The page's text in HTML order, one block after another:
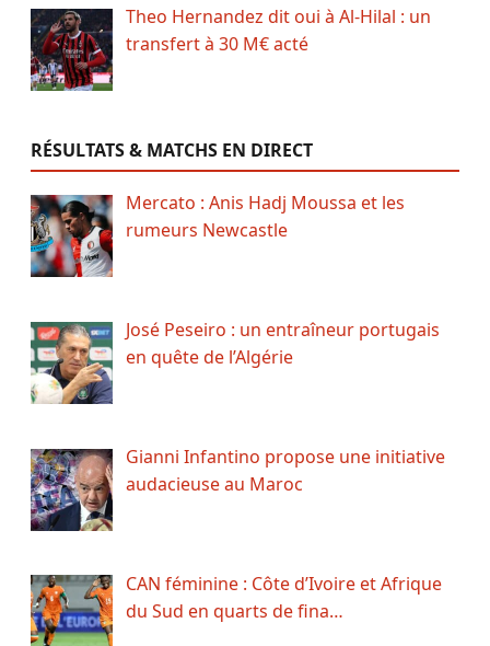
Theo Hernandez dit oui à Al-Hilal : un
transfert à 30 M€ acté
RÉSULTATS & MATCHS EN DIRECT
Mercato : Anis Hadj Moussa et les
rumeurs Newcastle
José Peseiro : un entraîneur portugais
en quête de l’Algérie
Gianni Infantino propose une initiative
audacieuse au Maroc
CAN féminine : Côte d’Ivoire et Afrique
du Sud en quarts de fina…